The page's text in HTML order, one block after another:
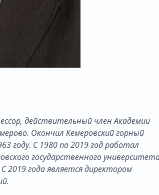
действительный член Академии
Окончил Кемеровский горный
году. С 1980 по 2019 год работал
государственного
2019 года является директором